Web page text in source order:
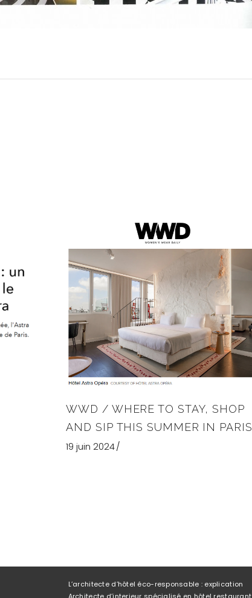
WWD / WHERE TO STAY, SHOP
AND SIP THIS SUMMER IN PARIS
19 juin 2024
L’architecte d’hôtel éco-responsable : explication